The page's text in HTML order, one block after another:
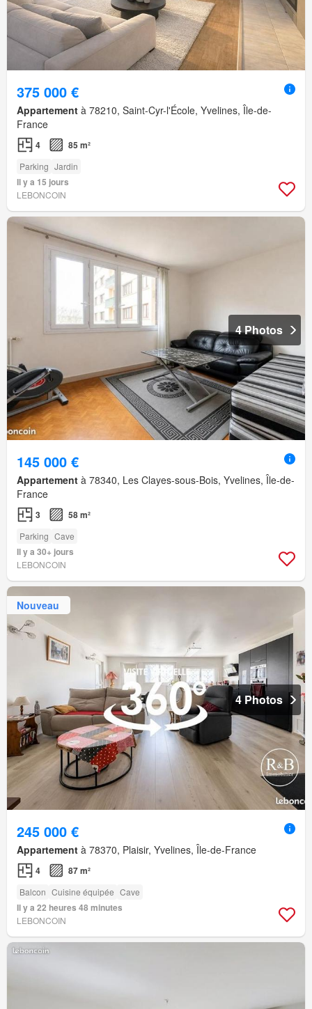
375 000 €
Appartement à 78210, Saint-Cyr-l'École, Yvelines, Île-de-
France
4 85 m²
Parking Jardin
Il y a 15 jours
LEBONCOIN
4 Photos
145 000 €
Appartement à 78340, Les Clayes-sous-Bois, Yvelines, Île-de-
France
3 58 m²
Parking Cave
Il y a 30+ jours
LEBONCOIN
Nouveau
4 Photos
245 000 €
Appartement à 78370, Plaisir, Yvelines, Île-de-France
4 87 m²
Balcon Cuisine équipée Cave
Il y a 22 heures 48 minutes
LEBONCOIN